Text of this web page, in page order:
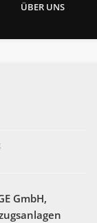
ÜBER UNS
GmbH,